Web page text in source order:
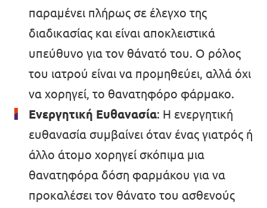
παραμένει πλήρως σε έλεγχο της
διαδικασίας και είναι αποκλειστικά
υπεύθυνο για τον θάνατό του. Ο ρόλος
του ιατρού είναι να προμηθεύει, αλλά όχι
να χορηγεί, το θανατηφόρο φάρμακο.
Ενεργητική Ευθανασία: Η ενεργητική
ευθανασία συμβαίνει όταν ένας γιατρός ή
άλλο άτομο χορηγεί σκόπιμα μια
θανατηφόρα δόση φαρμάκου για να
προκαλέσει τον θάνατο του ασθενούς